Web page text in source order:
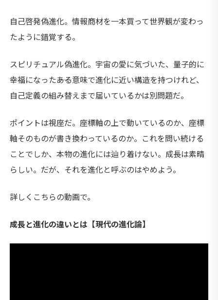
自己啓発偽進化。情報商材を一本買って世界観が変わっ
たように錯覚する。
スピリチュアル偽進化。宇宙の愛に気づいた、量子的に
幸福になった――ある意味で進化に近い構造を持つけれど、
自己定義の組み替えまで届いているかは別問題だ。
ポイントは視座だ。座標軸の上で動いているのか、座標
軸そのものが書き換わっているのか。これを問い続ける
ことでしか、本物の進化には辿り着けない。成長は素晴
らしい。だが、それを進化と呼ぶのはやめよう。
詳しくこちらの動画で。
成長と進化の違いとは【現代の進化論】